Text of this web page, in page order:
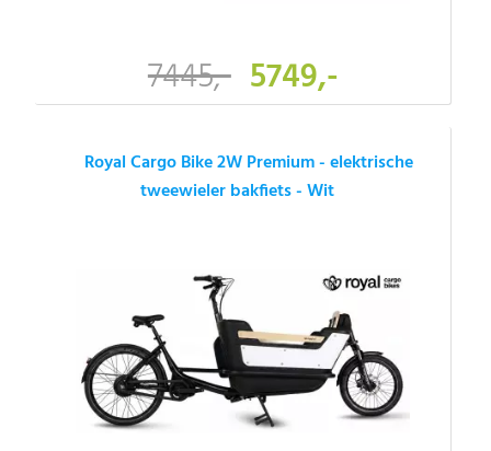
7445,- 5749,-
Royal Cargo Bike 2W Premium - elektrische
tweewieler bakfiets - Wit